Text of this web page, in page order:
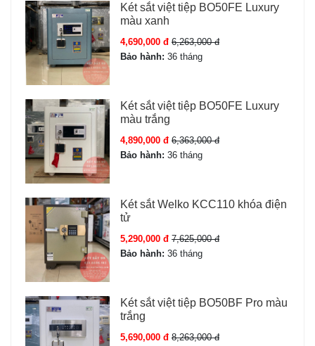
Két sắt việt tiệp BO50FE Luxury
màu xanh
4,690,000 đ 6,263,000 đ
Bảo hành: 36 tháng
Két sắt việt tiệp BO50FE Luxury
màu trắng
4,890,000 đ 6,363,000 đ
Bảo hành: 36 tháng
Két sắt Welko KCC110 khóa điện
tử
5,290,000 đ 7,625,000 đ
Bảo hành: 36 tháng
Két sắt việt tiệp BO50BF Pro màu
trắng
5,690,000 đ 8,263,000 đ